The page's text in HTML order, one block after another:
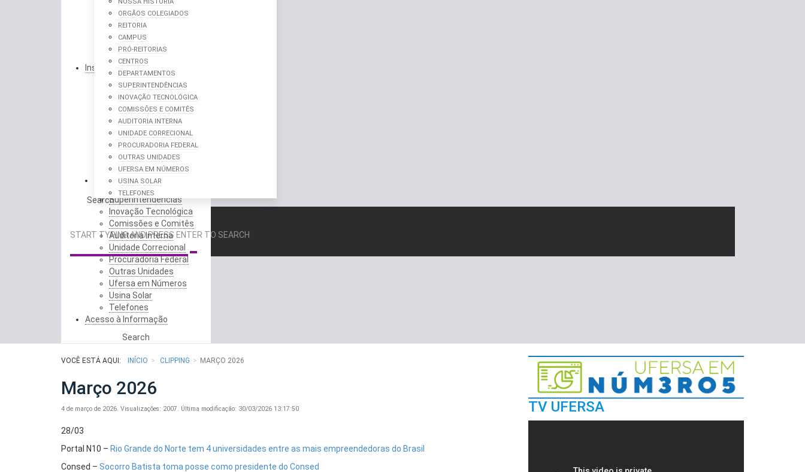
ORGÃOS COLEGIADOS
REITORIA
CAMPUS
PRÓ-REITORIAS
CENTROS
DEPARTAMENTOS
SUPERINTENDÊNCIAS
INOVAÇÃO TECNOLÓGICA
COMISSÕES E COMITÊS
AUDITORIA INTERNA
UNIDADE CORRECIONAL
PROCURADORIA FEDERAL
OUTRAS UNIDADES
UFERSA EM NÚMEROS
USINA SOLAR
TELEFONES
ACESSO À INFORMAÇÃO
Search
START TYPING AND PRESS ENTER TO SEARCH
Saberes e Competências
Pessoal
Institucional
Comunicação
Documentos Oficiais
Superintendências
Inovação Tecnológica
Comissões e Comitês
Auditoria Interna
Unidade Correcional
Procuradoria Federal
Outras Unidades
Ufersa em Números
Usina Solar
Telefones
Acesso à Informação
Search
VOCÊ ESTÁ AQUI: INÍCIO CLIPPING MARÇO 2026
Março 2026
4 de março de 2026. Visualizações: 2007. Última modificação: 30/03/2026 13:17:50
28/03
Portal N10 – Rio Grande do Norte tem 4 universidades entre as mais empreendedoras do Brasil
Consed – Socorro Batista toma posse como presidente do Consed
TV UFERSA